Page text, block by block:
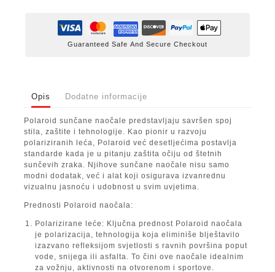
Guaranteed Safe And Secure Checkout
Opis Dodatne informacije
Polaroid sunčane naočale predstavljaju savršen spoj
stila, zaštite i tehnologije. Kao pionir u razvoju
polariziranih leća, Polaroid već desetljećima postavlja
standarde kada je u pitanju zaštita očiju od štetnih
sunčevih zraka. Njihove sunčane naočale nisu samo
modni dodatak, već i alat koji osigurava izvanrednu
vizualnu jasnoću i udobnost u svim uvjetima.
Prednosti Polaroid naočala:
Polarizirane leće: Ključna prednost Polaroid naočala
je polarizacija, tehnologija koja eliminiše blještavilo
izazvano refleksijom svjetlosti s ravnih površina poput
vode, snijega ili asfalta. To čini ove naočale idealnim
za vožnju, aktivnosti na otvorenom i sportove.